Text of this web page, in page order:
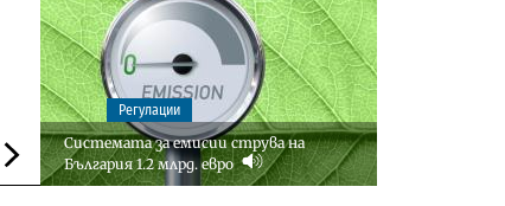
Следваща новина
Регулации
Системата за емисии струва на
България 1.2 млрд. евро